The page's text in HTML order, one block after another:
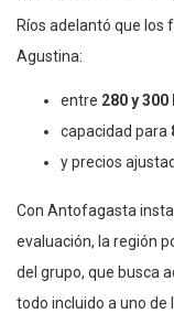
Ríos adelantó que los
Agustina:
entre 280 y
capacidad para
y precios
Con Antofagasta
evaluación, la región
del grupo, que busca
todo incluido a uno de